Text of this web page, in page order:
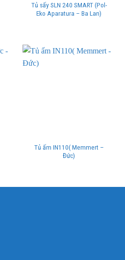
Tủ sấy SLN 240 SMART (Pol-
Eko Aparatura – Ba Lan)
Tủ ấm IN110( Memmert –
Đức)